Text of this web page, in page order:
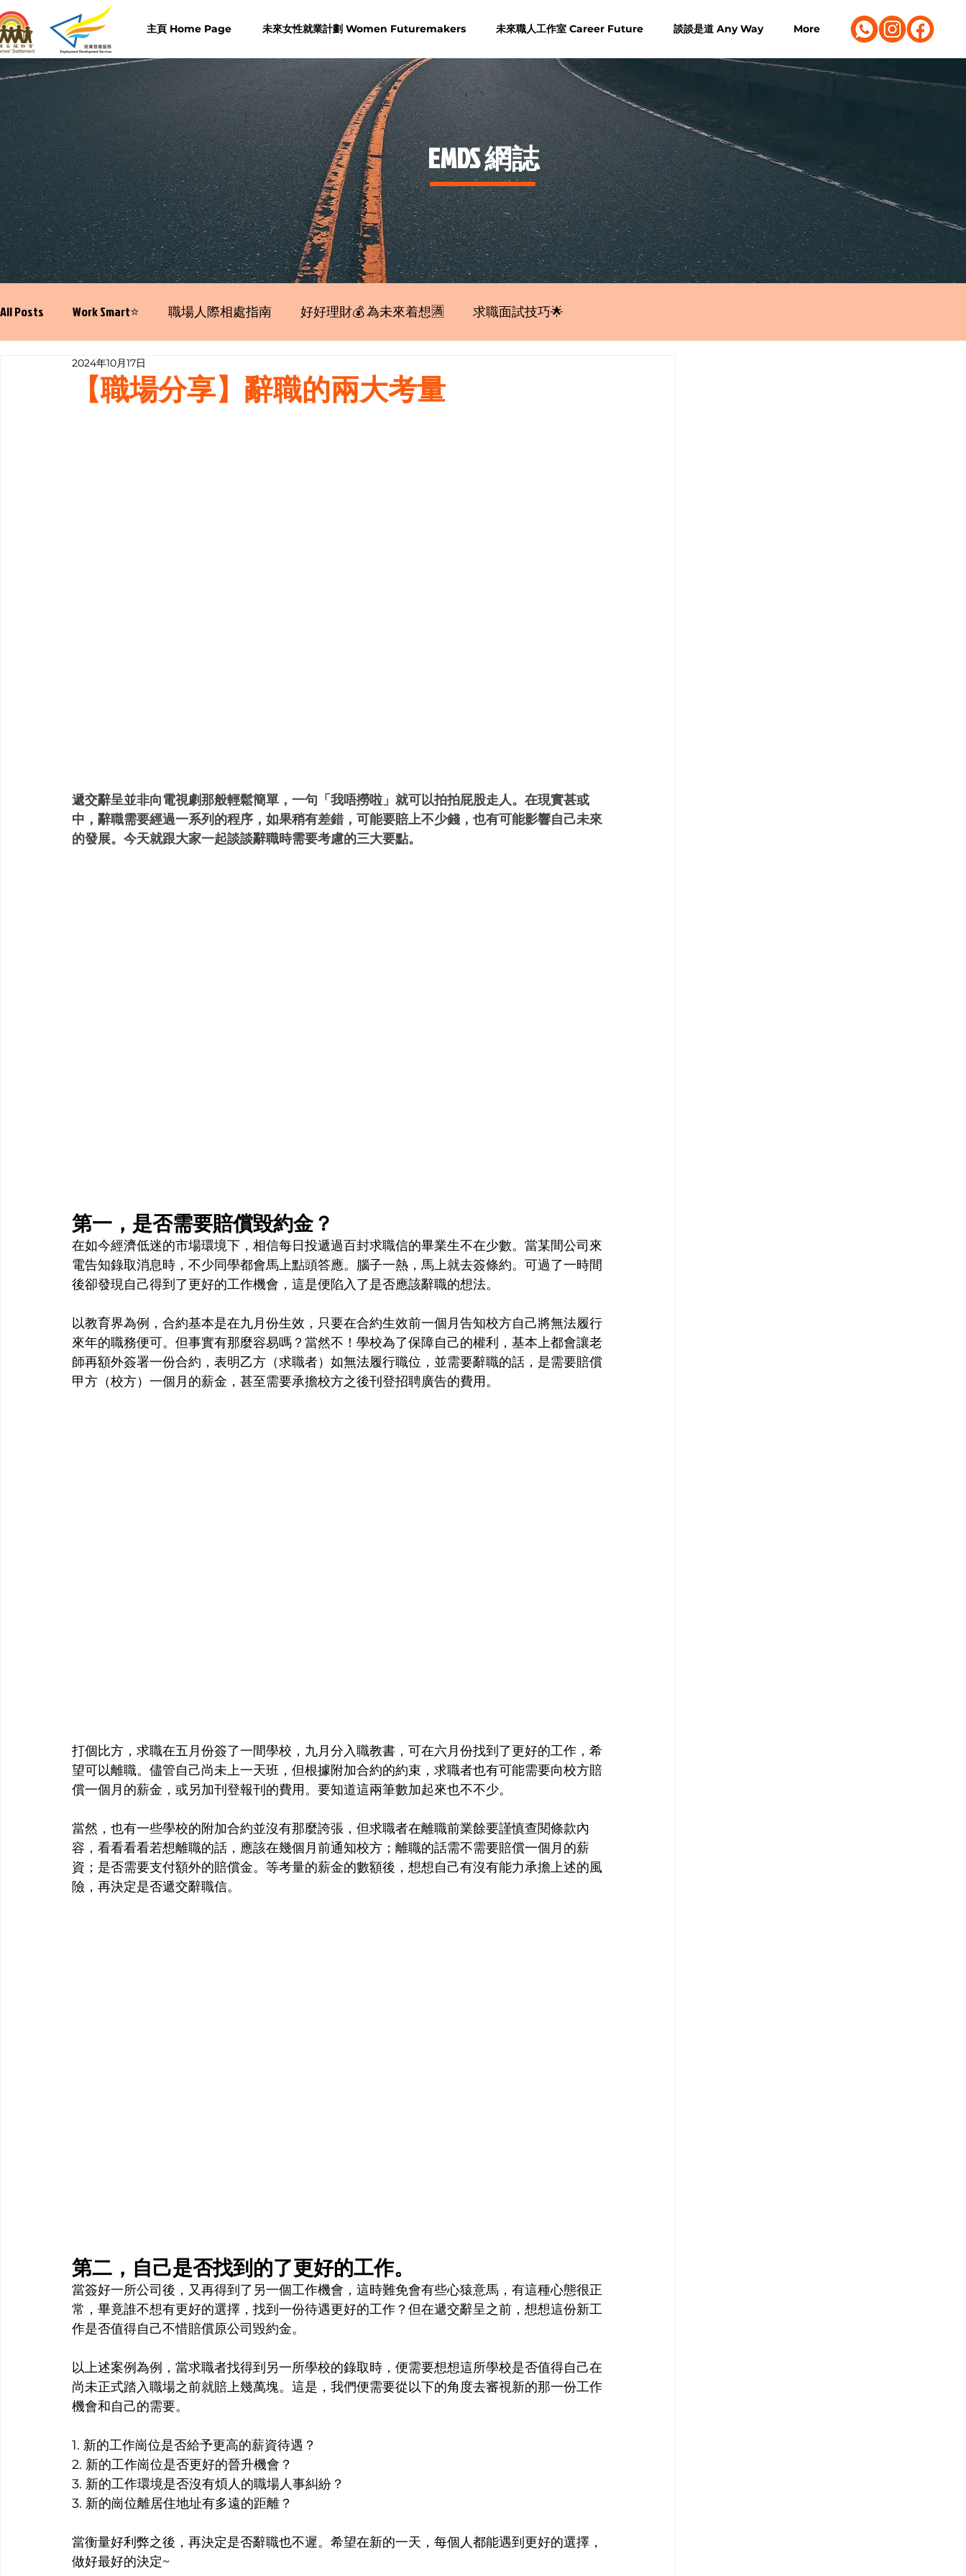
主頁 Home Page 未來女性就業計劃 Women Futuremakers 未來職人工作室 Career Future 談談是道 Any Way More
​EMDS 網誌
All Posts Work Smart⭐️ 職場人際相處指南 好好理財💰 為未來着想🈵 求職面試技巧🌟
寫履歷表嘅技巧📝 行業知多啲
【職場分享】辭職的兩大考量
2024年10月17日
遞交辭呈並非向電視劇那般輕鬆簡單，一句「我唔撈啦」就可以拍拍屁股走人。在現實甚或
中，辭職需要經過一系列的程序，如果稍有差錯，可能要賠上不少錢，也有可能影響自己未來
的發展。今天就跟大家一起談談辭職時需要考慮的三大要點。
第一，是否需要賠償毀約金？
在如今經濟低迷的市場環境下，相信每日投遞過百封求職信的畢業生不在少數。當某間公司來
電告知錄取消息時，不少同學都會馬上點頭答應。腦子一熱，馬上就去簽條約。可過了一時間
後卻發現自己得到了更好的工作機會，這是便陷入了是否應該辭職的想法。
以教育界為例，合約基本是在九月份生效，只要在合約生效前一個月告知校方自己將無法履行
來年的職務便可。但事實有那麼容易嗎？當然不！學校為了保障自己的權利，基本上都會讓老
師再額外簽署一份合約，表明乙方（求職者）如無法履行職位，並需要辭職的話，是需要賠償
甲方（校方）一個月的薪金，甚至需要承擔校方之後刊登招聘廣告的費用。
打個比方，求職在五月份簽了一間學校，九月分入職教書，可在六月份找到了更好的工作，希
望可以離職。儘管自己尚未上一天班，但根據附加合約的約束，求職者也有可能需要向校方賠
償一個月的薪金，或另加刊登報刊的費用。要知道這兩筆數加起來也不不少。
當然，也有一些學校的附加合約並沒有那麼誇張，但求職者在離職前業餘要謹慎查閱條款內
容，看看看看若想離職的話，應該在幾個月前通知校方；離職的話需不需要賠償一個月的薪
資；是否需要支付額外的賠償金。等考量的薪金的數額後，想想自己有沒有能力承擔上述的風
險，再決定是否遞交辭職信。
第二，自己是否找到的了更好的工作。
當簽好一所公司後，又再得到了另一個工作機會，這時難免會有些心猿意馬，有這種心態很正
常，畢竟誰不想有更好的選擇，找到一份待遇更好的工作？但在遞交辭呈之前，想想這份新工
作是否值得自己不惜賠償原公司毀約金。
以上述案例為例，當求職者找得到另一所學校的錄取時，便需要想想這所學校是否值得自己在
尚未正式踏入職場之前就賠上幾萬塊。這是，我們便需要從以下的角度去審視新的那一份工作
機會和自己的需要。
1. 新的工作崗位是否給予更高的薪資待遇？
2. 新的工作崗位是否更好的晉升機會？
3. 新的工作環境是否沒有煩人的職場人事糾紛？
3. 新的崗位離居住地址有多遠的距離？
當衡量好利弊之後，再決定是否辭職也不遲。希望在新的一天，每個人都能遇到更好的選擇，
做好最好的決定~